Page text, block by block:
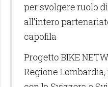
per svolgere ruolo
all’intero
capofila
Progetto BIKE
Regione